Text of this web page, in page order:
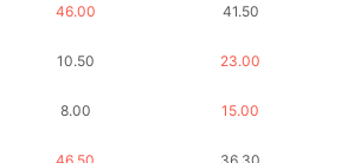
46.00
10.50
8.00
46.50
41.50
23.00
15.00
36.30